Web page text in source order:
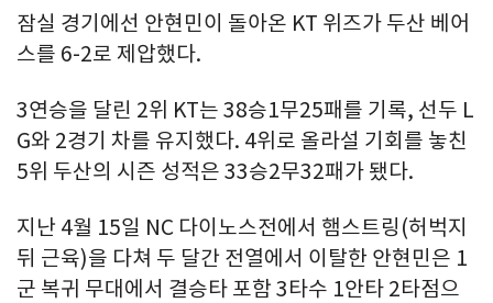
잠실 경기에선 안현민이 돌아온 KT 위즈가 두산 베어
스를 6-2로 제압했다.
3연승을 달린 2위 KT는 38승1무25패를 기록, 선두 L
G와 2경기 차를 유지했다. 4위로 올라설 기회를 놓친
5위 두산의 시즌 성적은 33승2무32패가 됐다.
지난 4월 15일 NC 다이노스전에서 햄스트링(허벅지
뒤 근육)을 다쳐 두 달간 전열에서 이탈한 안현민은 1
군 복귀 무대에서 결승타 포함 3타수 1안타 2타점으